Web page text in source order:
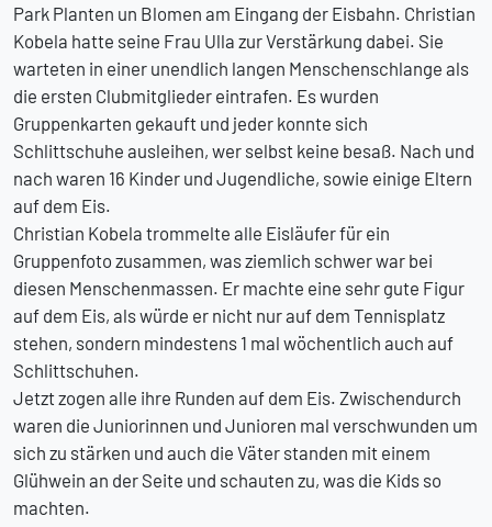
Park Planten un Blomen am Eingang der Eisbahn. Christian
Kobela hatte seine Frau Ulla zur Verstärkung dabei. Sie
warteten in einer unendlich langen Menschenschlange als
die ersten Clubmitglieder eintrafen. Es wurden
Gruppenkarten gekauft und jeder konnte sich
Schlittschuhe ausleihen, wer selbst keine besaß. Nach und
nach waren 16 Kinder und Jugendliche, sowie einige Eltern
auf dem Eis.
Christian Kobela trommelte alle Eisläufer für ein
Gruppenfoto zusammen, was ziemlich schwer war bei
diesen Menschenmassen. Er machte eine sehr gute Figur
auf dem Eis, als würde er nicht nur auf dem Tennisplatz
stehen, sondern mindestens 1 mal wöchentlich auch auf
Schlittschuhen.
Jetzt zogen alle ihre Runden auf dem Eis. Zwischendurch
waren die Juniorinnen und Junioren mal verschwunden um
sich zu stärken und auch die Väter standen mit einem
Glühwein an der Seite und schauten zu, was die Kids so
machten.